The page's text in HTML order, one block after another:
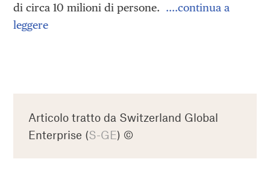
di circa 10 milioni di persone. ….continua a
leggere
Articolo tratto da Switzerland Global
Enterprise (S-GE) ©